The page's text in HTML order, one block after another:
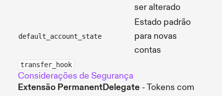
ser alterado
default_account_state
Estado padrão
para novas
contas
transfer_hook
Considerações de Segurança
Extensão PermanentDelegate - Tokens com